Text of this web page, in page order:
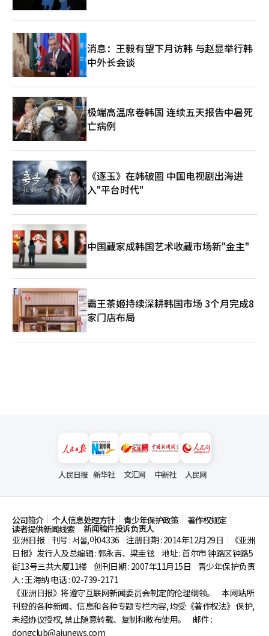
消息：王毅有望下月访韩 与赵显举行韩
中外长会谈
极端高温席卷韩国 连续五天报告中暑死
亡病例
《逐玉》在韩破圈 中国电视剧出海进
入"平台时代"
中国藏家成韩国艺术收藏市场新"金主"
霸王茶姬持续深耕韩国市场 3个月完成8
家门店布局
人民日报 新华社 文汇网 中新社 人民网
公司简介 个人信息处理方针 青少年保护政策 著作权规定
读者提供新闻线索
新闻稿件投诉负责人
亚洲日报
刊号 : 서울,아04336 注册日期 : 2014年12月29日
《亚洲
日报》发行人及总编辑 : 郭永吉、梁圭铉 地址 : 首尔市钟路区钟路5
街13号三共大厦11楼 创刊日期 : 2007年11月15日
青少年保护负责
人 : 王海纳 电话 : 02-739-2171
《亚洲日报》将遵守互联网新闻委员会制定的伦理纲领。
本网站所
刊登的各种新闻、信息和各种专题专栏内容, 均受《著作权法》 保护,
未经协议授权, 禁止随意转载、复制和散布使用。
邮件 :
dongclub@ajunews.com